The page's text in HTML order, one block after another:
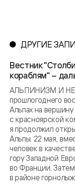
ДРУГИЕ
Вестник
кораблям" –
АЛЬПИНИЗМ И НЕ
прошлогоднего
Альпах на
с красноярской
я продолжил
Альпы. 22 мая,
человек в
гору Западной
во Франции.
в районе